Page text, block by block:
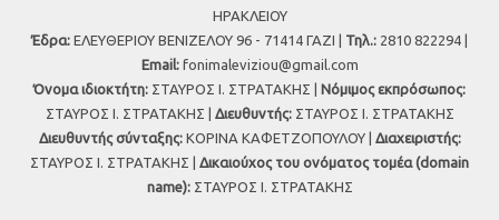
ΗΡΑΚΛΕΙΟΥ
Έδρα: ΕΛΕΥΘΕΡΙΟΥ ΒΕΝΙΖΕΛΟΥ 96 - 71414 ΓΑΖΙ | Τηλ.: 2810 822294 |
Εmail: fonimaleviziou@gmail.com
Όνομα ιδιοκτήτη: ΣΤΑΥΡΟΣ Ι. ΣΤΡΑΤΑΚΗΣ | Νόμιμος εκπρόσωπος:
ΣΤΑΥΡΟΣ Ι. ΣΤΡΑΤΑΚΗΣ | Διευθυντής:ΣΤΑΥΡΟΣ Ι. ΣΤΡΑΤΑΚΗΣ
Διευθυντής σύνταξης:ΚΟΡΙΝΑ ΚΑΦΕΤΖΟΠΟΥΛΟΥ | Διαχειριστής:
ΣΤΑΥΡΟΣ Ι. ΣΤΡΑΤΑΚΗΣ | Δικαιούχος του ονόματος τομέα (domain
name):ΣΤΑΥΡΟΣ Ι. ΣΤΡΑΤΑΚΗΣ